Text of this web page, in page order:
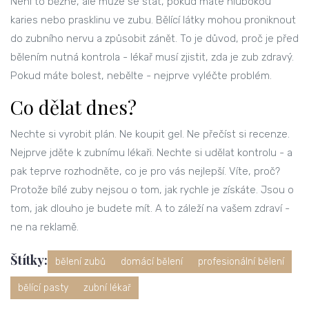
karies nebo prasklinu ve zubu. Bělící látky mohou proniknout
do zubního nervu a způsobit zánět. To je důvod, proč je před
bělením nutná kontrola - lékař musí zjistit, zda je zub zdravý.
Pokud máte bolest, nebělte - nejprve vyléčte problém.
Co dělat dnes?
Nechte si vyrobit plán. Ne koupit gel. Ne přečíst si recenze.
Nejprve jděte k zubnímu lékaři. Nechte si udělat kontrolu - a
pak teprve rozhodněte, co je pro vás nejlepší. Víte, proč?
Protože bílé zuby nejsou o tom, jak rychle je získáte. Jsou o
tom, jak dlouho je budete mít. A to záleží na vašem zdraví -
ne na reklamě.
Štítky: bělení zubů domácí bělení profesionální bělení
bělící pasty zubní lékař